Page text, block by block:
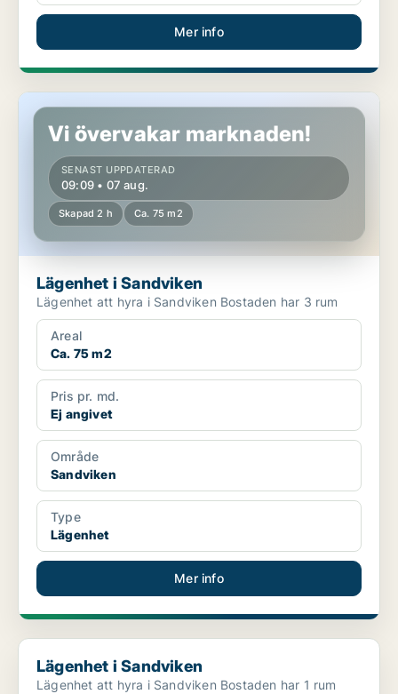
Mer info
Lägenhet i Sandviken
Vi övervakar marknaden!
SENAST UPPDATERAD
09:09 • 07 aug.
Skapad 2 h Ca. 75 m2
Lägenhet i Sandviken
Lägenhet att hyra i Sandviken Bostaden har 3 rum
Areal
Ca. 75 m2
Pris pr. md.
Ej angivet
Område
Sandviken
Type
Lägenhet
Mer info
Lägenhet i Sandviken
Lägenhet i Sandviken
Lägenhet att hyra i Sandviken Bostaden har 1 rum